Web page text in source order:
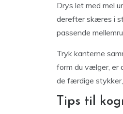
Drys let med mel
derefter skæres i
passende
Tryk kanterne
form du vælger, er
de færdige stykker,
Tips til